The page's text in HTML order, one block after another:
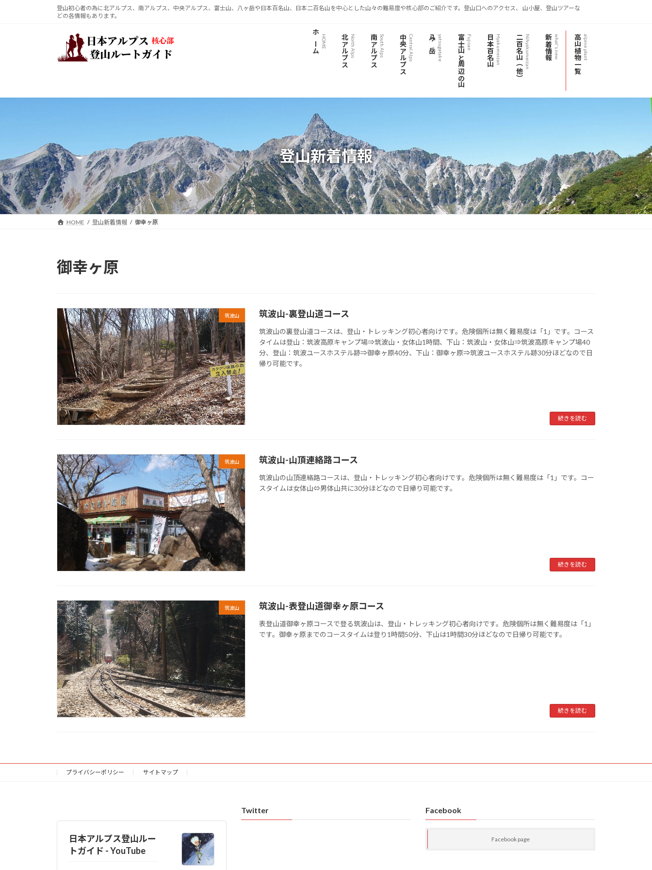
ッ
移
登山初心者の為に北アルプス、南アルプス、中央アルプス、富士山、八ヶ岳や日本百名山、日本二百名山を中心とした山々の難易度や核心部のご紹介です。登山口へのアクセス、 山小屋、登山ツアーな
どの各情報もあります。
ホーム HOME 北アルプスNorth Alps 南アルプスSouth Alps 中央アルプスCentral Alps 八ヶ岳yatsugatake 富士山と周辺の山Fujisan 日本百名山Hyakumeizan 二百名山（他）Nihyakumeizan 新着情報what's new 高山植物一覧alpine plant
登山新着情報
HOME 登山新着情報 御幸ヶ原
御幸ヶ原
筑波山 筑波山-裏登山道コース
筑波山の裏登山道コースは、登山・トレッキング初心者向けです。危険個所は無く難易度は「1」です。コース
タイムは登山：筑波高原キャンプ場⇒筑波山・女体山1時間、下山：筑波山・女体山⇒筑波高原キャンプ場40
分、登山：筑波ユースホステル跡⇒御幸ヶ原40分、下山：御幸ヶ原⇒筑波ユースホステル跡30分ほどなので日
帰り可能です。
続きを読む
筑波山 筑波山-山頂連絡路コース
筑波山の山頂連絡路コースは、登山・トレッキング初心者向けです。危険個所は無く難易度は「1」です。コー
スタイムは女体山⇔男体山共に30分ほどなので日帰り可能です。
続きを読む
筑波山 筑波山-表登山道御幸ヶ原コース
表登山道御幸ヶ原コースで登る筑波山は、登山・トレッキング初心者向けです。危険個所は無く難易度は「1」
です。御幸ヶ原までのコースタイムは登り1時間50分、下山は1時間30分ほどなので日帰り可能です。
続きを読む
プライバシーポリシー サイトマップ
日本アルプス登山ルー
トガイド - YouTube
Twitter Facebook
Facebook page